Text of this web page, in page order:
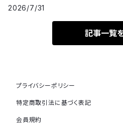
2026/7/31
記事一覧
プライバシーポリシー
特定商取引法に基づく表記
会員規約